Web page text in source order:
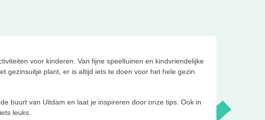
voor kinderen. Van fijne speeltuinen en kindvriendelijke
gezinsuitje plant, er is altijd iets te doen voor het hele gezin.
buurt van Uitdam en laat je inspireren door onze tips. Ook in
leuks.